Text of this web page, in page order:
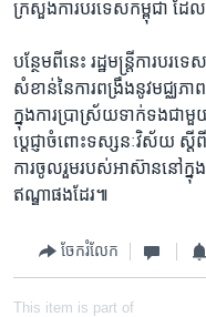
ក្រសួង​ការ​បរទេស​កម្ពុជា​ ដ
បន្ថែម​ពីនេះ ​រដ្ឋមន្ត្រី​ការ​ប
សំខាន់​នៃ​ការ​ពង្រឹង​នូវ​មជ្ឈ
ក្នុង​ការ​ប្រាស្រ័យ​ទាក់ទង​ជាមួ
ប្តេជ្ញា​ចំពោះ​ទស្សនៈ​វិស័យ​
ការ​ចូលរួម​របស់​អាស៊ាន​នៅ​ក្
ឥណ្ឌា​ផង​ដែរ៕​
ចែករំលែក
This item is part of